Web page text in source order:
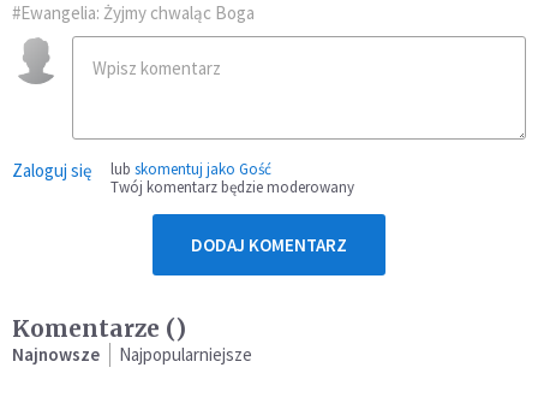
#Ewangelia: Żyjmy chwaląc Boga
Zaloguj się lub skomentuj jako Gość
Twój komentarz będzie moderowany
DODAJ KOMENTARZ
Komentarze ()
Najnowsze Najpopularniejsze